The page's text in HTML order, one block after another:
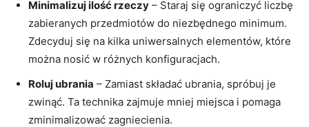
Minimalizuj ilość ⁣rzeczy – Staraj się ograniczyć ​liczbę
zabieranych przedmiotów⁢ do niezbędnego minimum.
Zdecyduj ‌się na kilka uniwersalnych elementów, ‌które
można nosić w różnych‍ konfiguracjach.
Roluj ​ubrania – Zamiast składać⁤ ubrania, spróbuj je⁢
zwinąć. Ta ‍technika‍ zajmuje​ mniej miejsca ‌i pomaga
zminimalizować​ zagniecienia.